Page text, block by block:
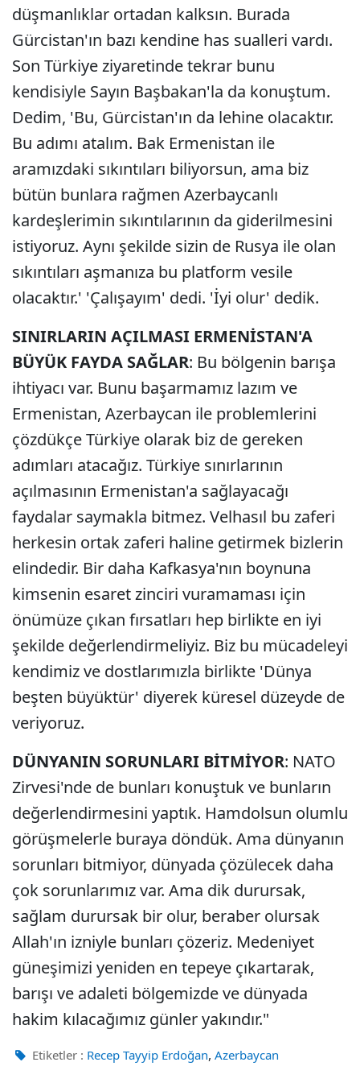
düşmanlıklar ortadan kalksın. Burada
Gürcistan'ın bazı kendine has sualleri vardı.
Son Türkiye ziyaretinde tekrar bunu
kendisiyle Sayın Başbakan'la da konuştum.
Dedim, 'Bu, Gürcistan'ın da lehine olacaktır.
Bu adımı atalım. Bak Ermenistan ile
aramızdaki sıkıntıları biliyorsun, ama biz
bütün bunlara rağmen Azerbaycanlı
kardeşlerimin sıkıntılarının da giderilmesini
istiyoruz. Aynı şekilde sizin de Rusya ile olan
sıkıntıları aşmanıza bu platform vesile
olacaktır.' 'Çalışayım' dedi. 'İyi olur' dedik.
SINIRLARIN AÇILMASI ERMENİSTAN'A
BÜYÜK FAYDA SAĞLAR: Bu bölgenin barışa
ihtiyacı var. Bunu başarmamız lazım ve
Ermenistan, Azerbaycan ile problemlerini
çözdükçe Türkiye olarak biz de gereken
adımları atacağız. Türkiye sınırlarının
açılmasının Ermenistan'a sağlayacağı
faydalar saymakla bitmez. Velhasıl bu zaferi
herkesin ortak zaferi haline getirmek bizlerin
elindedir. Bir daha Kafkasya'nın boynuna
kimsenin esaret zinciri vuramaması için
önümüze çıkan fırsatları hep birlikte en iyi
şekilde değerlendirmeliyiz. Biz bu mücadeleyi
kendimiz ve dostlarımızla birlikte 'Dünya
beşten büyüktür' diyerek küresel düzeyde de
veriyoruz.
DÜNYANIN SORUNLARI BİTMİYOR: NATO
Zirvesi'nde de bunları konuştuk ve bunların
değerlendirmesini yaptık. Hamdolsun olumlu
görüşmelerle buraya döndük. Ama dünyanın
sorunları bitmiyor, dünyada çözülecek daha
çok sorunlarımız var. Ama dik durursak,
sağlam durursak bir olur, beraber olursak
Allah'ın izniyle bunları çözeriz. Medeniyet
güneşimizi yeniden en tepeye çıkartarak,
barışı ve adaleti bölgemizde ve dünyada
hakim kılacağımız günler yakındır."
Etiketler : Recep Tayyip Erdoğan, Azerbaycan